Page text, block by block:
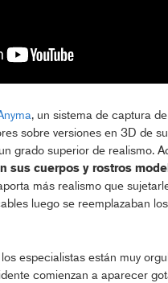
, un sistema de captura
sobre versiones en 3D de
grado superior de realismo.
sus cuerpos y rostros
más realismo que
luego se reemplazaban
especialistas están muy
comienzan a aparecer